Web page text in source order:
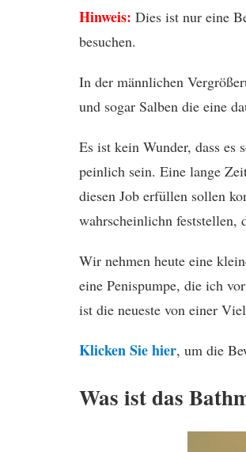
Hinweis: Dies ist nur eine
besuchen.
In der männlichen
und sogar Salben die eine
Es ist kein Wunder, dass es
peinlich sein. Eine lange
diesen Job erfüllen sollen
wahrscheinlichn
Wir nehmen heute eine
eine Penispumpe, die ich
ist die neueste von einer
Klicken Sie hier, um die
Was ist das